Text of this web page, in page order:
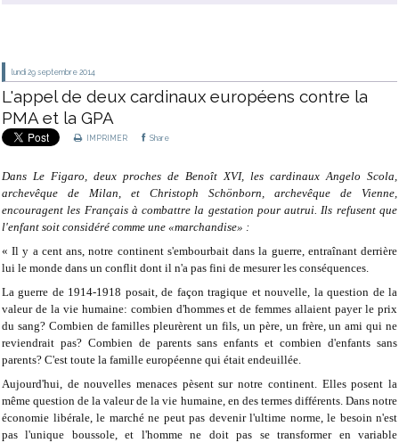
lundi 29 septembre 2014
L'appel de deux cardinaux européens contre la
PMA et la GPA
IMPRIMER Share
Dans Le Figaro, deux proches de Benoît XVI, les cardinaux Angelo Scola,
archevêque de Milan, et Christoph Schönborn, archevêque de Vienne,
encouragent les Français à combattre la gestation pour autrui. Ils refusent que
l'enfant soit considéré comme une «marchandise» :
« Il y a cent ans, notre continent s'embourbait dans la guerre, entraînant derrière
lui le monde dans un conflit dont il n'a pas fini de mesurer les conséquences.
La guerre de 1914-1918 posait, de façon tragique et nouvelle, la question de la
valeur de la vie humaine: combien d'hommes et de femmes allaient payer le prix
du sang? Combien de familles pleurèrent un fils, un père, un frère, un ami qui ne
reviendrait pas? Combien de parents sans enfants et combien d'enfants sans
parents? C'est toute la famille européenne qui était endeuillée.
Aujourd'hui, de nouvelles menaces pèsent sur notre continent. Elles posent la
même question de la valeur de la vie humaine, en des termes différents. Dans notre
économie libérale, le marché ne peut pas devenir l'ultime norme, le besoin n'est
pas l'unique boussole, et l'homme ne doit pas se transformer en variable